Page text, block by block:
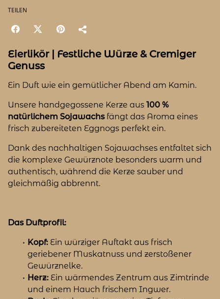
TEILEN
Eierlikör | Festliche Würze & Cremiger
Genuss
Ein Duft wie ein gemütlicher Abend am Kamin.
Unsere handgegossene Kerze aus 100 %
natürlichem Sojawachsfängt das Aroma eines
frisch zubereiteten Eggnogs perfekt ein.
Dank des nachhaltigen Sojawachses entfaltet sich
die komplexe Gewürznote besonders warm und
authentisch, während die Kerze sauber und
gleichmäßig abbrennt.
Das Duftprofil:
Kopf: Ein würziger Auftakt aus frisch
geriebener Muskatnuss und zerstoßener
Gewürznelke.
Herz: Ein wärmendes Zentrum aus Zimtrinde
und einem Hauch frischem Ingwer.